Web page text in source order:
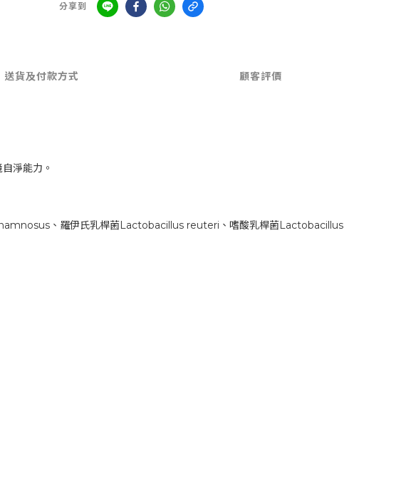
分享到
送貨及付款方式 顧客評價
淨能力。
、羅伊氏乳桿菌Lactobacillus reuteri、嗜酸乳桿菌Lactobacillus